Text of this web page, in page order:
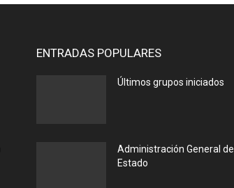
ENTRADAS POPULARES
Últimos grupos iniciados
Administración General del
Estado